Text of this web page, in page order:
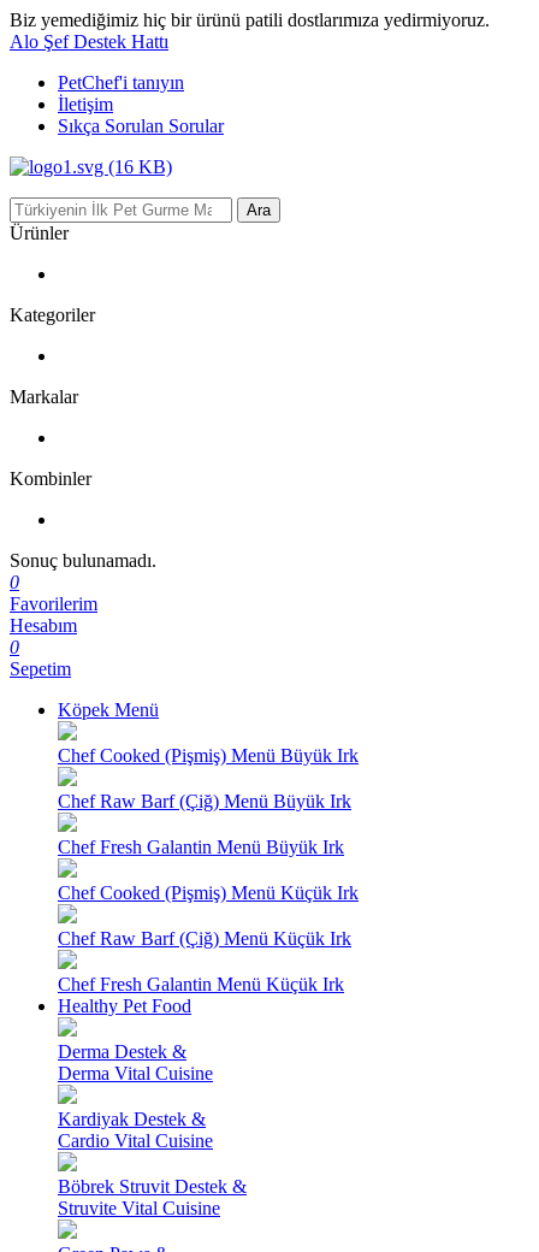
Biz yemediğimiz hiç bir ürünü patili dostlarımıza yedirmiyoruz.
Alo Şef Destek Hattı
PetChef'i tanıyın
İletişim
Sıkça Sorulan Sorular
Ara
Ürünler
Kategoriler
Markalar
Kombinler
Sonuç bulunamadı.
0
Favorilerim
Hesabım
0
Sepetim
Köpek Menü
Chef Cooked (Pişmiş) Menü Büyük Irk
Chef Raw Barf (Çiğ) Menü Büyük Irk
Chef Fresh Galantin Menü Büyük Irk
Chef Cooked (Pişmiş) Menü Küçük Irk
Chef Raw Barf (Çiğ) Menü Küçük Irk
Chef Fresh Galantin Menü Küçük Irk
Healthy Pet Food
Derma Destek &
Derma Vital Cuisine
Kardiyak Destek &
Cardio Vital Cuisine
Böbrek Struvit Destek &
Struvite Vital Cuisine